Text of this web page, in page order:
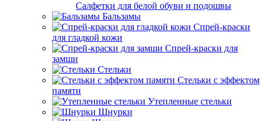
Салфетки для белой обуви и подошвы
Бальзамы
Спрей-краски
для гладкой кожи
Спрей-краски для
замши
Стельки
Стельки с эффектом
памяти
Утепленные стельки
Шнурки